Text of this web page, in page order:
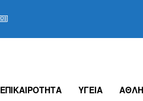
ΕΠΙΚΑΙΡΟΤΗΤΑ ΥΓΕΙΑ